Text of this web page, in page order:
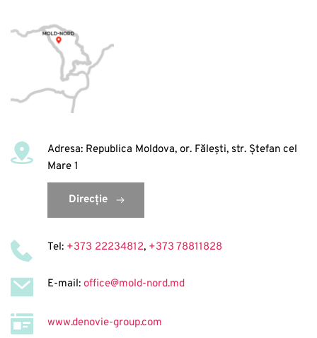
Adresa: Republica Moldova, or. Făleşti, str. Ştefan cel
Mare 1
Direcție
Tel: +373 22234812, +373 78811828
E-mail: office@mold-nord.md
www.denovie-group.com